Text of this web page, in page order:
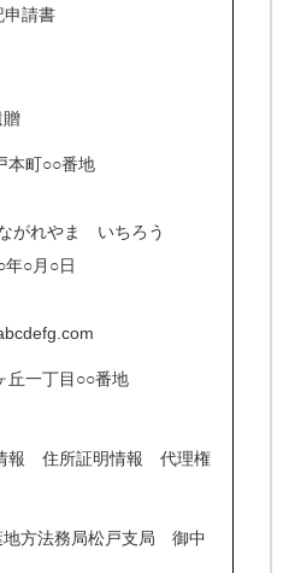
申請書
本町○○番地
がれやま いちろう
○月○日
一丁目○○番地
報 住所証明情報 代理権
方法務局松戸支局 御中